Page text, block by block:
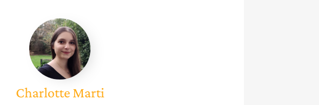
Charlotte
Marti
Charlotte Marti